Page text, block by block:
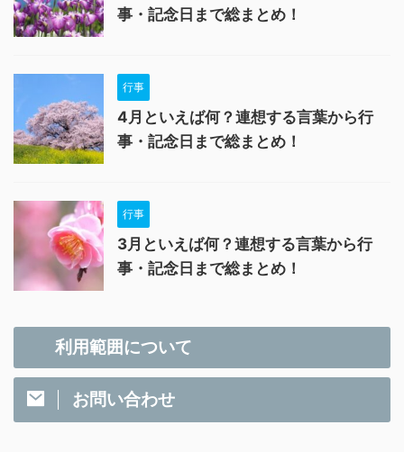
事・記念日まで総まとめ！
行事
4月といえば何？連想する言葉から行
事・記念日まで総まとめ！
行事
3月といえば何？連想する言葉から行
事・記念日まで総まとめ！
利用範囲について
お問い合わせ